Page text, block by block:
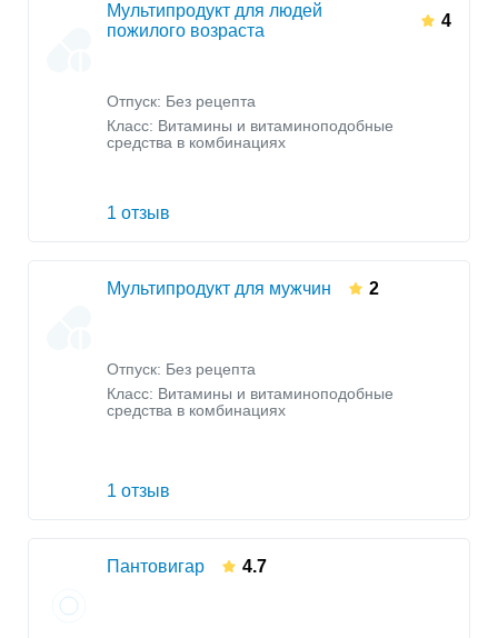
Мультипродукт для людей
пожилого возраста
4
Отпуск: Без рецепта
Класс: Витамины и витаминоподобные
средства в комбинациях
1 отзыв
Мультипродукт для мужчин 2
Отпуск: Без рецепта
Класс: Витамины и витаминоподобные
средства в комбинациях
1 отзыв
Пантовигар 4.7